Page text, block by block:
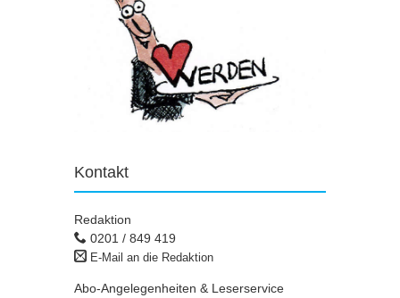
Kontakt
Redaktion
0201 / 849 419
E-Mail an die Redaktion
Abo-Angelegenheiten & Leserservice